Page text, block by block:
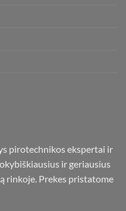
pirotechnikos ekspertai ir
ir geriausius
rinkoje. Prekes pristatome